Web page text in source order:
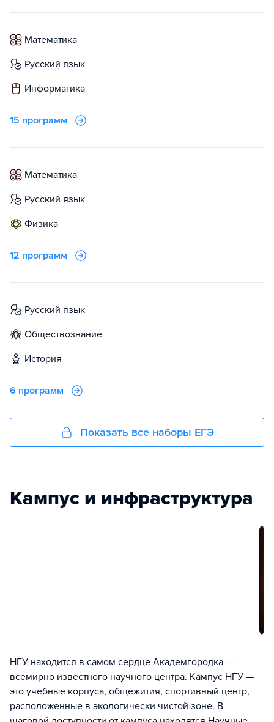
математика
русский язык
информатика
15 программ
математика
русский язык
физика
12 программ
русский язык
обществознание
история
6 программ
Показать все наборы ЕГЭ
Кампус и инфраструктура
НГУ находится в самом сердце Академгородка —
всемирно известного научного центра. Кампус НГУ —
это учебные корпуса, общежития, спортивный центр,
расположенные в экологически чистой зоне. В